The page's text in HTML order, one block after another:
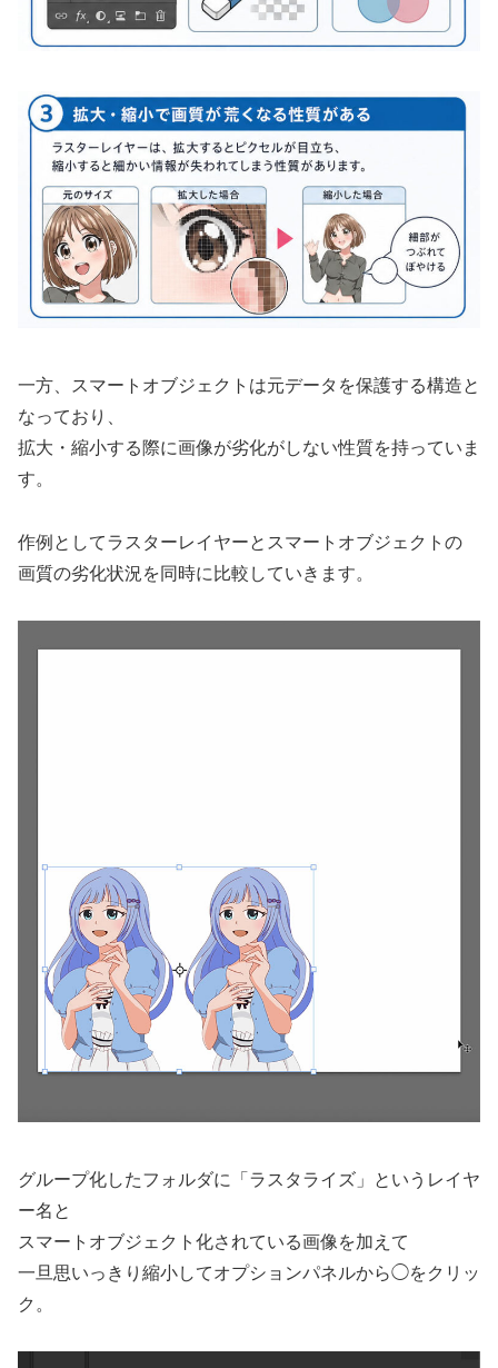
一方、スマートオブジェクトは元データを保護する構造と
なっており、
拡大・縮小する際に画像が劣化がしない性質を持っていま
す。
作例としてラスターレイヤーとスマートオブジェクトの
画質の劣化状況を同時に比較していきます。
グループ化したフォルダに「ラスタライズ」というレイヤ
ー名と
スマートオブジェクト化されている画像を加えて
一旦思いっきり縮小してオプションパネルから◯をクリッ
ク。